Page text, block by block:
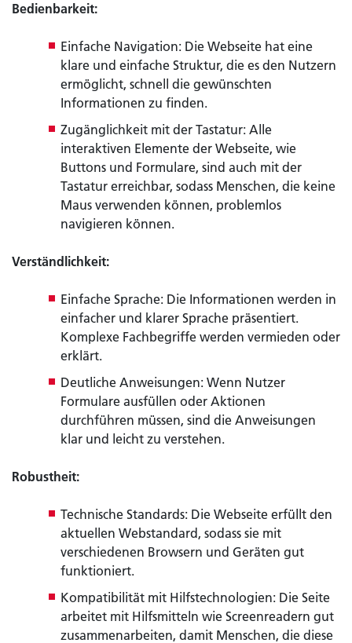
Bedienbarkeit:
Einfache Navigation: Die Webseite hat eine
klare und einfache Struktur, die es den Nutzern
ermöglicht, schnell die gewünschten
Informationen zu finden.
Zugänglichkeit mit der Tastatur: Alle
interaktiven Elemente der Webseite, wie
Buttons und Formulare, sind auch mit der
Tastatur erreichbar, sodass Menschen, die keine
Maus verwenden können, problemlos
navigieren können.
Verständlichkeit:
Einfache Sprache: Die Informationen werden in
einfacher und klarer Sprache präsentiert.
Komplexe Fachbegriffe werden vermieden oder
erklärt.
Deutliche Anweisungen: Wenn Nutzer
Formulare ausfüllen oder Aktionen
durchführen müssen, sind die Anweisungen
klar und leicht zu verstehen.
Robustheit:
Technische Standards: Die Webseite erfüllt den
aktuellen Webstandard, sodass sie mit
verschiedenen Browsern und Geräten gut
funktioniert.
Kompatibilität mit Hilfstechnologien: Die Seite
arbeitet mit Hilfsmitteln wie Screenreadern gut
zusammenarbeiten, damit Menschen, die diese